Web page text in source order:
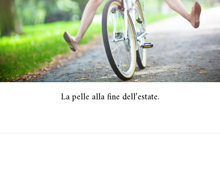
La pelle alla fine dell’estate.